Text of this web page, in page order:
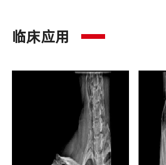
临床应用